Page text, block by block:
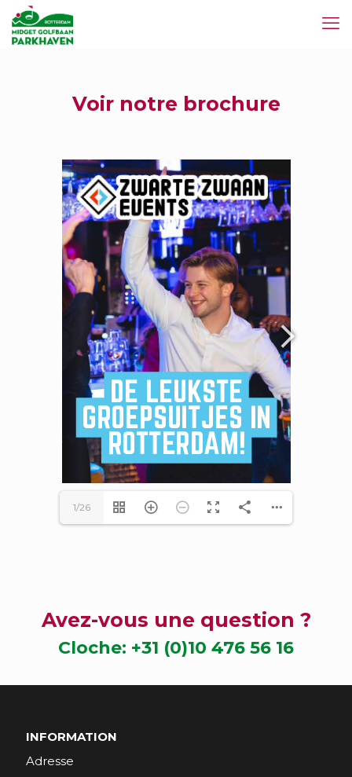
Voir notre brochure
1/26
Avez-vous une question ?
Cloche: +31 (0)10 476 56 16
INFORMATION
Adresse